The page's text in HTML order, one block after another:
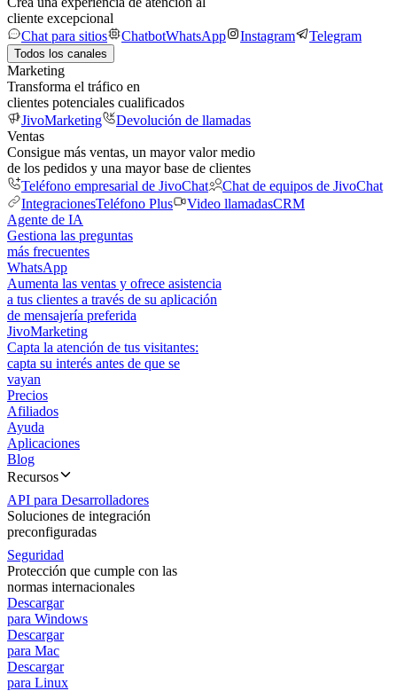
cliente excepcional
Chat para sitios
ChatbotWhatsApp Instagram Telegram
Todos los canales
Marketing
Transforma el tráfico en
clientes potenciales cualificados
JivoMarketing
Devolución de llamadas
Ventas
Consigue más ventas, un mayor valor medio
de los pedidos y una mayor base de clientes
Teléfono empresarial de JivoChat
Chat de equipos de JivoChat
IntegracionesTeléfono Plus Video llamadasCRM
Agente de IA
Gestiona las preguntas
más frecuentes
WhatsApp
Aumenta las ventas y ofrece asistencia
a tus clientes a través de su aplicación
de mensajería preferida
JivoMarketing
Capta la atención de tus visitantes:
capta su interés antes de que se
vayan
Precios
Afiliados
Ayuda
Aplicaciones
Blog
Recursos
API para Desarrolladores
Soluciones de integración
preconfiguradas
Seguridad
Protección que cumple con las
normas internacionales
Descargar
para Windows
Descargar
para Mac
Descargar
para Linux